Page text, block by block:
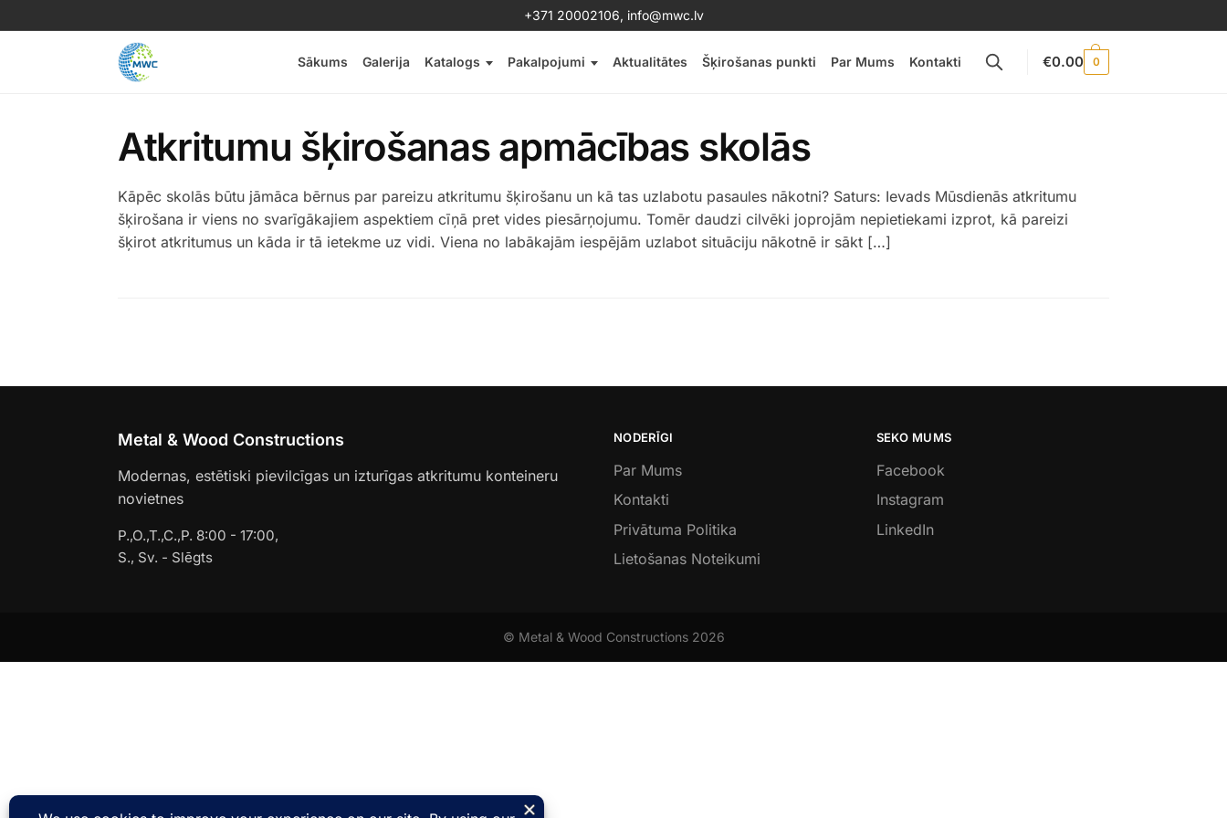
+371 20002106, info@mwc.lv
Sākums Galerija Katalogs Pakalpojumi Aktualitātes Šķirošanas punkti Par Mums Kontakti €0.00 0
Atkritumu šķirošanas apmācības skolās
Kāpēc skolās būtu jāmāca bērnus par pareizu atkritumu šķirošanu un kā tas uzlabotu pasaules nākotni? Saturs: Ievads Mūsdienās atkritumu
šķirošana ir viens no svarīgākajiem aspektiem cīņā pret vides piesārņojumu. Tomēr daudzi cilvēki joprojām nepietiekami izprot, kā pareizi
šķirot atkritumus un kāda ir tā ietekme uz vidi. Viena no labākajām iespējām uzlabot situāciju nākotnē ir sākt […]
Metal & Wood Constructions
Modernas, estētiski pievilcīgas un izturīgas atkritumu konteineru
novietnes
P.,O.,T.,C.,P. 8:00 - 17:00,
S., Sv. - Slēgts
NODERĪGI
Par Mums
Kontakti
Privātuma Politika
Lietošanas Noteikumi
SEKO MUMS
Facebook
Instagram
LinkedIn
© Metal & Wood Constructions 2026